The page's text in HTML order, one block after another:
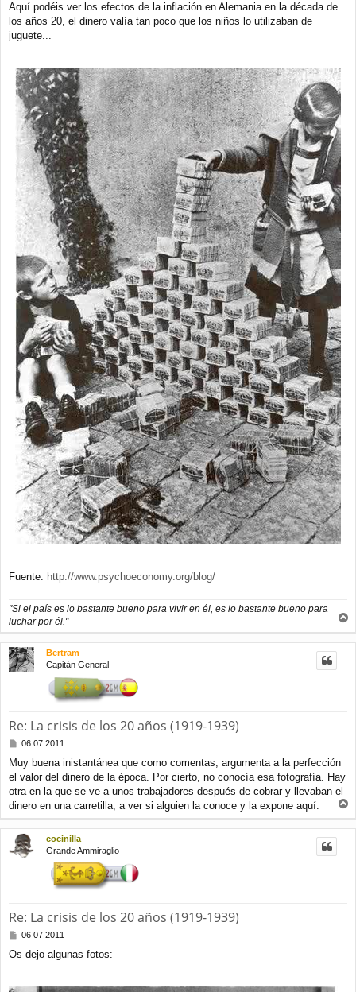
n
s
a
Aquí podéis ver los efectos de la inflación en Alemania en la década de
los años 20, el dinero valía tan poco que los niños lo utilizaban de
juguete...
Fuente: http://www.psychoeconomy.org/blog/
"Si el país es lo bastante bueno para vivir en él, es lo bastante bueno para
luchar por él."
r
r
Bertram
Capitán General
Re: La crisis de los 20 años (1919-1939)
M
n
s
a
j
06 07 2011
Muy buena inistantánea que como comentas, argumenta a la perfección
el valor del dinero de la época. Por cierto, no conocía esa fotografía. Hay
otra en la que se ve a unos trabajadores después de cobrar y llevaban el
dinero en una carretilla, a ver si alguien la conoce y la expone aquí.
r
r
cocinilla
Grande Ammiraglio
Re: La crisis de los 20 años (1919-1939)
M
n
06 07 2011
Os dejo algunas fotos: